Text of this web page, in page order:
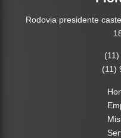
Rodovia presidente
(11)